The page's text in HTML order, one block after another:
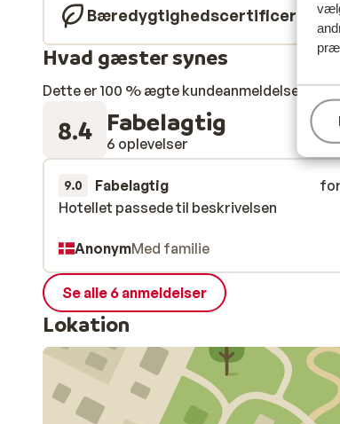
Bæredygtighedscertificeret
Hvad gæster synes
Dette er 100 % ægte kundeanmeldelser,
8.4 Fabelagtig
6 oplevelser
9.0 Fabelagtig
Hotellet passede til beskrivelsen
Hotellet passede til beskrivelsen
AnonymMed familie
Se alle 6 anmeldelser
Lokation